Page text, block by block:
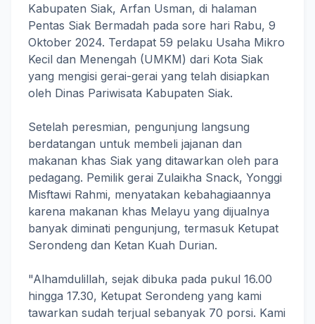
Kabupaten Siak, Arfan Usman, di halaman
Pentas Siak Bermadah pada sore hari Rabu, 9
Oktober 2024. Terdapat 59 pelaku Usaha Mikro
Kecil dan Menengah (UMKM) dari Kota Siak
yang mengisi gerai-gerai yang telah disiapkan
oleh Dinas Pariwisata Kabupaten Siak.
Setelah peresmian, pengunjung langsung
berdatangan untuk membeli jajanan dan
makanan khas Siak yang ditawarkan oleh para
pedagang. Pemilik gerai Zulaikha Snack, Yonggi
Misftawi Rahmi, menyatakan kebahagiaannya
karena makanan khas Melayu yang dijualnya
banyak diminati pengunjung, termasuk Ketupat
Serondeng dan Ketan Kuah Durian.
"Alhamdulillah, sejak dibuka pada pukul 16.00
hingga 17.30, Ketupat Serondeng yang kami
tawarkan sudah terjual sebanyak 70 porsi. Kami